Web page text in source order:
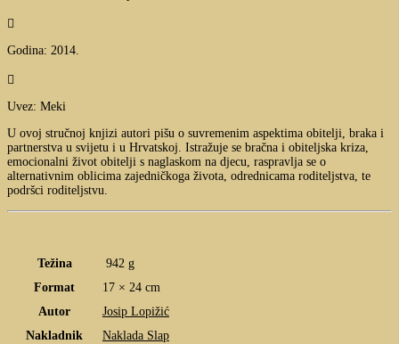

Godina: 2014.

Uvez: Meki
U ovoj stručnoj knjizi autori pišu o suvremenim aspektima obitelji, braka i
partnerstva u svijetu i u Hrvatskoj. Istražuje se bračna i obiteljska kriza,
emocionalni život obitelji s naglaskom na djecu, raspravlja se o
alternativnim oblicima zajedničkoga života, odrednicama roditeljstva, te
podršci roditeljstvu.
Težina
942 g
Format
17 × 24 cm
Autor
Josip Lopižić
Nakladnik
Naklada Slap